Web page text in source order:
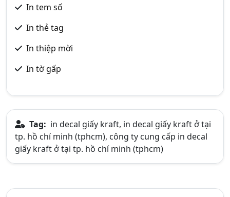
In tem số
In thẻ tag
In thiệp mời
In tờ gấp
Tag: in decal giấy kraft, in decal giấy kraft ở tại
tp. hồ chí minh (tphcm), công ty cung cấp in decal
giấy kraft ở tại tp. hồ chí minh (tphcm)